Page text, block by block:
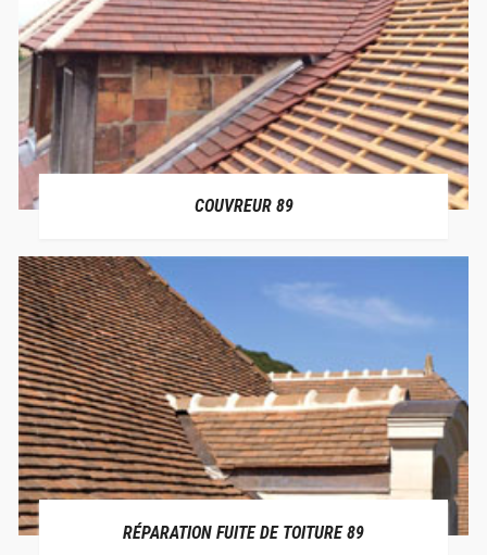
COUVREUR 89
RÉPARATION FUITE DE TOITURE 89